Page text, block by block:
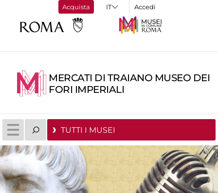
Acquista Accedi
MERCATI DI TRAIANO MUSEO DEI
FORI IMPERIALI
TUTTI I MUSEI